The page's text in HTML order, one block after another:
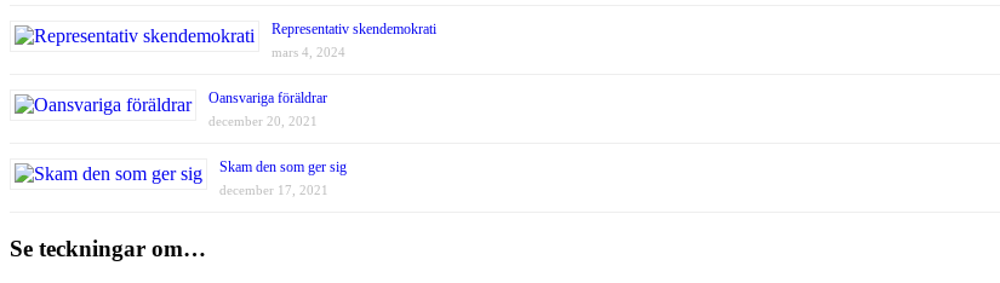
Representativ skendemokrati
mars 4, 2024
Oansvariga föräldrar
december 20, 2021
Skam den som ger sig
december 17, 2021
Se teckningar om…